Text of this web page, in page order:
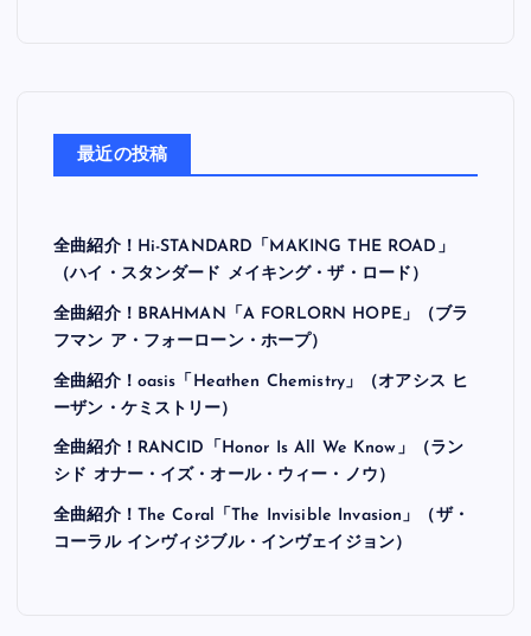
最近の投稿
全曲紹介！Hi-STANDARD「MAKING THE ROAD」
（ハイ・スタンダード メイキング・ザ・ロード）
全曲紹介！BRAHMAN「A FORLORN HOPE」（ブラ
フマン ア・フォーローン・ホープ）
全曲紹介！oasis「Heathen Chemistry」（オアシス ヒ
ーザン・ケミストリー）
全曲紹介！RANCID「Honor Is All We Know」（ラン
シド オナー・イズ・オール・ウィー・ノウ）
全曲紹介！The Coral「The Invisible Invasion」（ザ・
コーラル インヴィジブル・インヴェイジョン）